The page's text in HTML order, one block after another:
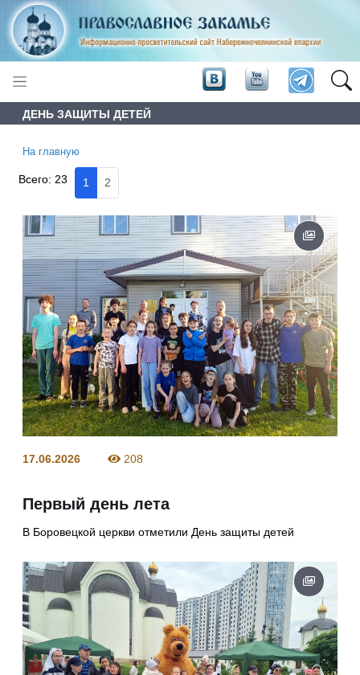
ДЕНЬ ЗАЩИТЫ ДЕТЕЙ
На главную
Всего: 23 1 2
17.06.2026 208
Первый день лета
В Боровецкой церкви отметили День защиты детей